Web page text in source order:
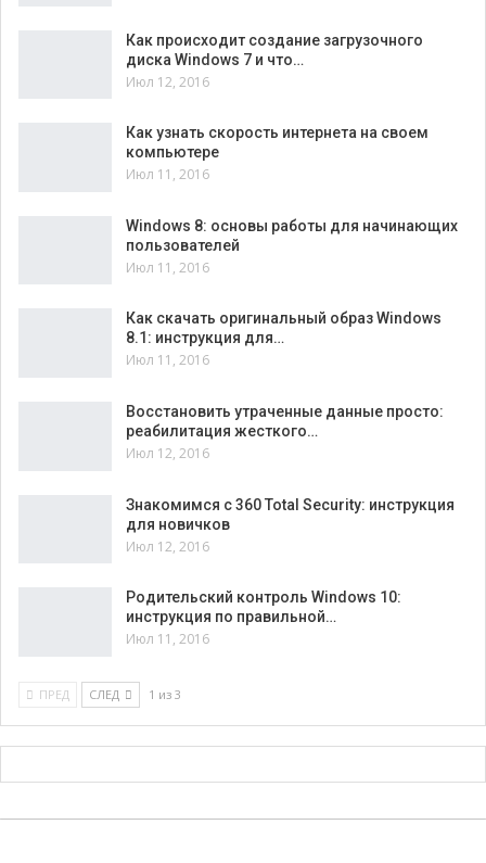
Как происходит создание загрузочного
диска Windows 7 и что…
Июл 12, 2016
Как узнать скорость интернета на своем
компьютере
Июл 11, 2016
Windows 8: основы работы для начинающих
пользователей
Июл 11, 2016
Как скачать оригинальный образ Windows
8.1: инструкция для…
Июл 11, 2016
Восстановить утраченные данные просто:
реабилитация жесткого…
Июл 12, 2016
Знакомимся с 360 Total Security: инструкция
для новичков
Июл 12, 2016
Родительский контроль Windows 10:
инструкция по правильной…
Июл 11, 2016
ПРЕД СЛЕД 1 из 3